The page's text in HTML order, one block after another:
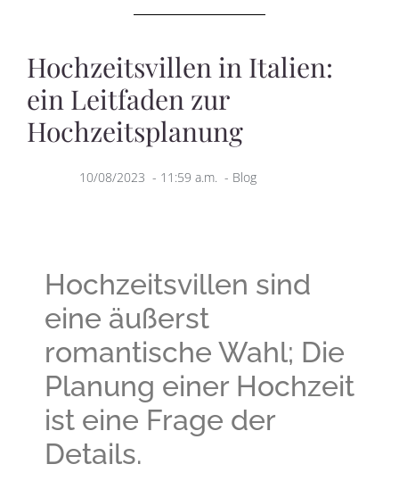
Hochzeitsvillen in Italien:
ein Leitfaden zur
Hochzeitsplanung
10/08/2023 - 11:59 a.m. - Blog
Hochzeitsvillen sind
eine äußerst
romantische Wahl; Die
Planung einer Hochzeit
ist eine Frage der
Details.